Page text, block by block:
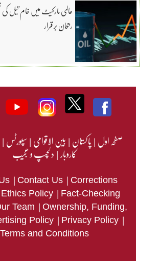
عالمی مارکیٹ میں خام تیل
رجحان برقرار
صفحہ اول|پاکستان|بین الاقوامی|سپورٹس|
کاروبار|دلچسپ و عجیب
| Contact Us | Corrections
Ethics Policy | Fact-Checking
Team | Ownership, Funding,
Policy | Privacy Policy |
Terms and Conditions